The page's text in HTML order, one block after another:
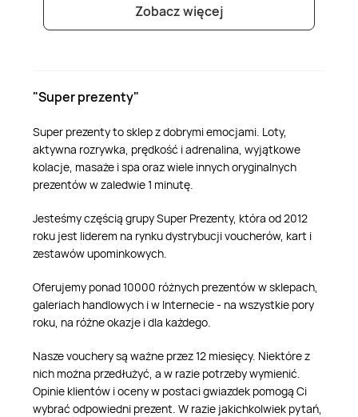
Zobacz więcej
"Super prezenty"
Super prezenty to sklep z dobrymi emocjami. Loty,
aktywna rozrywka, prędkość i adrenalina, wyjątkowe
kolacje, masaże i spa oraz wiele innych oryginalnych
prezentów w zaledwie 1 minutę.
Jesteśmy częścią grupy Super Prezenty, która od 2012
roku jest liderem na rynku dystrybucji voucherów, kart i
zestawów upominkowych.
Oferujemy ponad 10000 różnych prezentów w sklepach,
galeriach handlowych i w Internecie - na wszystkie pory
roku, na różne okazje i dla każdego.
Nasze vouchery są ważne przez 12 miesięcy. Niektóre z
nich można przedłużyć, a w razie potrzeby wymienić.
Opinie klientów i oceny w postaci gwiazdek pomogą Ci
wybrać odpowiedni prezent. W razie jakichkolwiek pytań,